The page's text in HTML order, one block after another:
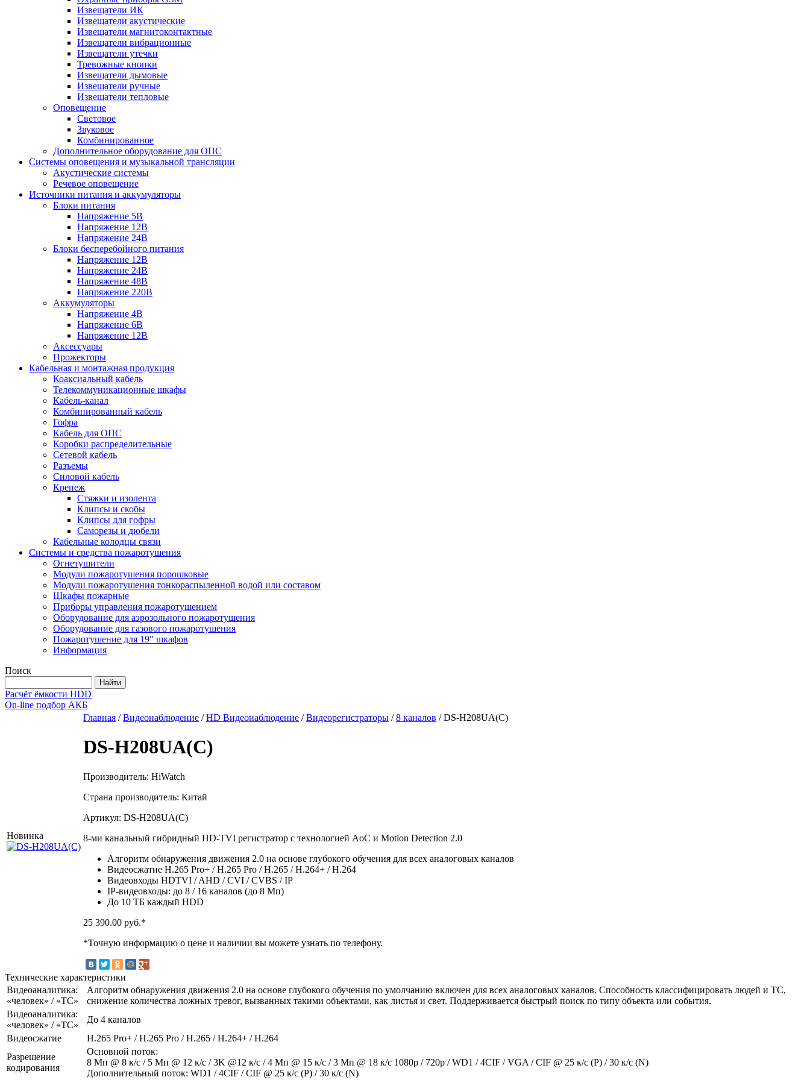
Извещатели ИК
Извещатели акустические
Извещатели магнитоконтактные
Извещатели вибрационные
Извещатели утечки
Тревожные кнопки
Извещатели дымовые
Извещатели ручные
Извещатели тепловые
Оповещение
Световое
Звуковое
Комбинированное
Дополнительное оборудование для ОПС
Системы оповещения и музыкальной трансляции
Акустические системы
Речевое оповещение
Источники питания и аккумуляторы
Блоки питания
Напряжение 5В
Напряжение 12В
Напряжение 24В
Блоки бесперебойного питания
Напряжение 12В
Напряжение 24В
Напряжение 48В
Напряжение 220В
Аккумуляторы
Напряжение 4В
Напряжение 6В
Напряжение 12В
Аксессуары
Прожекторы
Кабельная и монтажная продукция
Коаксиальный кабель
Телекоммуникационные шкафы
Кабель-канал
Комбинированный кабель
Гофра
Кабель для ОПС
Коробки распределительные
Сетевой кабель
Разъемы
Силовой кабель
Крепеж
Стяжки и изолента
Клипсы и скобы
Клипсы для гофры
Саморезы и дюбели
Кабельные колодцы связи
Системы и средства пожаротушения
Огнетушители
Модули пожаротушения порошковые
Модули пожаротушения тонкораспыленной водой или составом
Шкафы пожарные
Приборы управления пожаротушением
Оборудование для аэрозольного пожаротушения
Оборудование для газового пожаротушения
Пожаротушение для 19" шкафов
Информация
Поиск
Расчёт ёмкости HDD
On-line подбор АКБ
Новинка
Главная / Видеонаблюдение / HD Видеонаблюдение / Видеорегистраторы / 8 каналов / DS-H208UA(C)
DS-H208UA(C)
Производитель: HiWatch
Страна производитель: Китай
Артикул: DS-H208UA(C)
8-ми канальный гибридный HD-TVI регистратор c технологией AoC и Motion Detection 2.0
Алгоритм обнаружения движения 2.0 на основе глубокого обучения для всех аналоговых каналов
Видеосжатие H.265 Pro+ / H.265 Pro / H.265 / H.264+ / H.264
Видеовходы HDTVI / AHD / CVI / CVBS / IP
IP-видеовходы: до 8 / 16 каналов (до 8 Мп)
До 10 TБ каждый HDD
25 390.00 руб.*
*Точную информацию о цене и наличии вы можете узнать по телефону.
Технические характеристики
Видеоаналитика:
«человек» / «ТС»
Алгоритм обнаружения движения 2.0 на основе глубокого обучения по умолчанию включен для всех аналоговых каналов. Способность классифицировать людей и ТС,
снижение количества ложных тревог, вызванных такими объектами, как листья и свет. Поддерживается быстрый поиск по типу объекта или события.
Видеоаналитика:
«человек» / «ТС»
До 4 каналов
Видеосжатие
H.265 Pro+ / H.265 Pro / H.265 / H.264+ / H.264
Разрешение
кодирования
Основной поток:
8 Мп @ 8 к/с / 5 Мп @ 12 к/с / 3K @12 к/с / 4 Мп @ 15 к/с / 3 Мп @ 18 к/с 1080p / 720p / WD1 / 4CIF / VGA / CIF @ 25 к/с (P) / 30 к/с (N)
Дополнительный поток: WD1 / 4CIF / CIF @ 25 к/с (P) / 30 к/с (N)